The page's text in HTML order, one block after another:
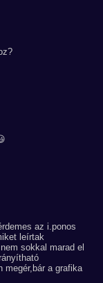
az i.ponos
leírtak
sokkal marad el
megér,bár a grafika